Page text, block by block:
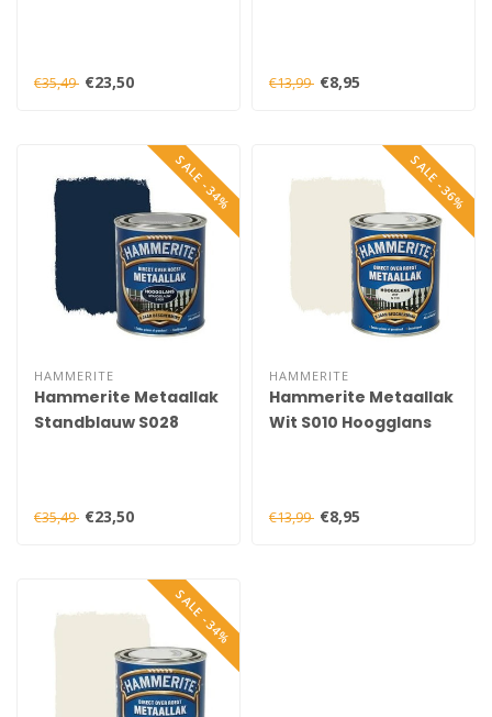
€35,49 €23,50 €13,99 €8,95
SALE -34%
HAMMERITE
Hammerite Metaallak
Standblauw S028
€35,49 €23,50
SALE -36%
HAMMERITE
Hammerite Metaallak
Wit S010 Hoogglans
€13,99 €8,95
SALE -34%